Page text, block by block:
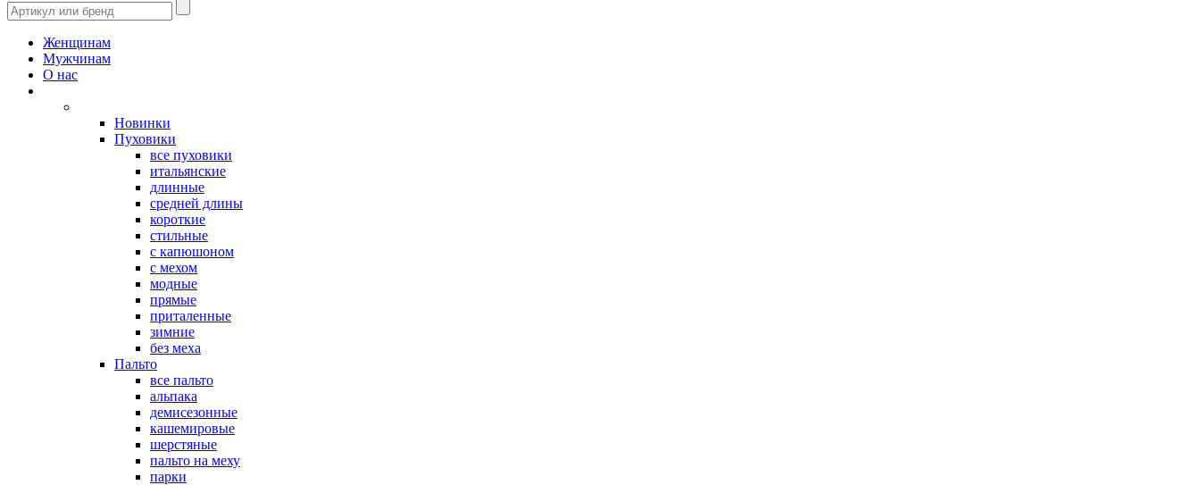
Женщинам
Мужчинам
О нас
Новинки
Пуховики
все пуховики
итальянские
длинные
средней длины
короткие
стильные
с капюшоном
с мехом
модные
прямые
приталенные
зимние
без меха
Пальто
все пальто
альпака
демисезонные
кашемировые
шерстяные
пальто на меху
парки